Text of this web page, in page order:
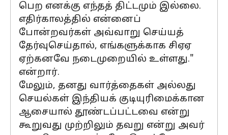
பெற எனக்கு எந்தத் திட்டமும் இல்லை.
எதிர்காலத்தில் என்னைப்
போன்றவர்கள் அவ்வாறு செய்யத்
தேர்வுசெய்தால், எங்களுக்காக சிஏஏ
ஏற்கனவே நடைமுறையில் உள்ளது."
என்றார்.
மேலும், தனது வார்த்தைகள் அல்லது
செயல்கள் இந்தியக் குடியுரிமைக்கான
ஆசையால் தூண்டப்பட்டவை என்று
கூறுவது முற்றிலும் தவறு என்று அவர்